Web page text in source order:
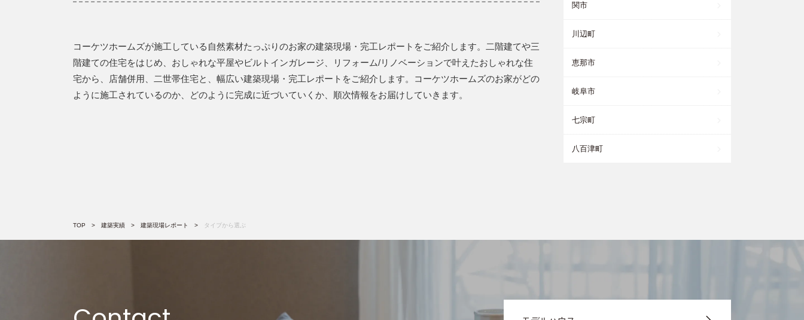
コーケツホームズが施工している自然素材たっぷりのお家の建築現場・完工レポートをご紹介します。二階建てや三
階建ての住宅をはじめ、おしゃれな平屋やビルトインガレージ、リフォーム/リノベーションで叶えたおしゃれな住
宅から、店舗併用、二世帯住宅と、幅広い建築現場・完工レポートをご紹介します。コーケツホームズのお家がどの
ように施工されているのか、どのように完成に近づいていくか、順次情報をお届けしていきます。
関市
川辺町
恵那市
岐阜市
七宗町
八百津町
TOP 建築実績 建築現場レポート タイプから選ぶ